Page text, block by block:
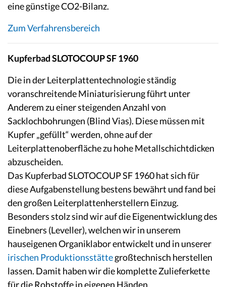
eine günstige CO2-Bilanz.
Zum Verfahrensbereich
Kupferbad SLOTOCOUP SF 1960
Die in der Leiterplattentechnologie ständig
voranschreitende Miniaturisierung führt unter
Anderem zu einer steigenden Anzahl von
Sacklochbohrungen (Blind Vias). Diese müssen mit
Kupfer „gefüllt“ werden, ohne auf der
Leiterplattenoberfläche zu hohe Metallschichtdicken
abzuscheiden.
Das Kupferbad SLOTOCOUP SF 1960 hat sich für
diese Aufgabenstellung bestens bewährt und fand bei
den großen Leiterplattenherstellern Einzug.
Besonders stolz sind wir auf die Eigenentwicklung des
Einebners (Leveller), welchen wir in unserem
hauseigenen Organiklabor entwickelt und in unserer
irischen Produktionsstättegroßtechnisch herstellen
lassen. Damit haben wir die komplette Zulieferkette
für die Rohstoffe in eigenen Händen.